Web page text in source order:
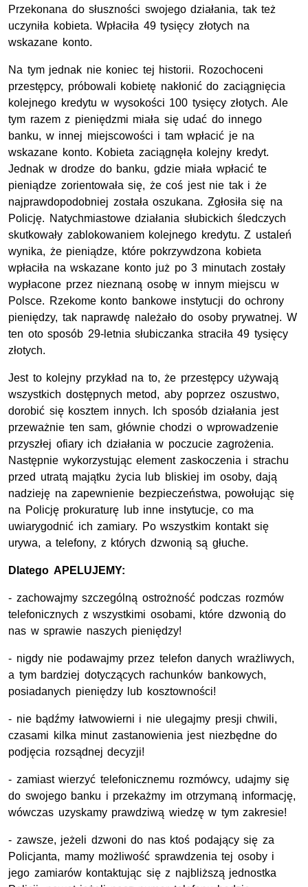
Przekonana do słuszności swojego działania, tak też
uczyniła kobieta. Wpłaciła 49 tysięcy złotych na
wskazane konto.
Na tym jednak nie koniec tej historii. Rozochoceni
przestępcy, próbowali kobietę nakłonić do zaciągnięcia
kolejnego kredytu w wysokości 100 tysięcy złotych. Ale
tym razem z pieniędzmi miała się udać do innego
banku, w innej miejscowości i tam wpłacić je na
wskazane konto. Kobieta zaciągnęła kolejny kredyt.
Jednak w drodze do banku, gdzie miała wpłacić te
pieniądze zorientowała się, że coś jest nie tak i że
najprawdopodobniej została oszukana. Zgłosiła się na
Policję. Natychmiastowe działania słubickich śledczych
skutkowały zablokowaniem kolejnego kredytu. Z ustaleń
wynika, że pieniądze, które pokrzywdzona kobieta
wpłaciła na wskazane konto już po 3 minutach zostały
wypłacone przez nieznaną osobę w innym miejscu w
Polsce. Rzekome konto bankowe instytucji do ochrony
pieniędzy, tak naprawdę należało do osoby prywatnej. W
ten oto sposób 29-letnia słubiczanka straciła 49 tysięcy
złotych.
Jest to kolejny przykład na to, że przestępcy używają
wszystkich dostępnych metod, aby poprzez oszustwo,
dorobić się kosztem innych. Ich sposób działania jest
przeważnie ten sam, głównie chodzi o wprowadzenie
przyszłej ofiary ich działania w poczucie zagrożenia.
Następnie wykorzystując element zaskoczenia i strachu
przed utratą majątku życia lub bliskiej im osoby, dają
nadzieję na zapewnienie bezpieczeństwa, powołując się
na Policję prokuraturę lub inne instytucje, co ma
uwiarygodnić ich zamiary. Po wszystkim kontakt się
urywa, a telefony, z których dzwonią są głuche.
Dlatego APELUJEMY:
- zachowajmy szczególną ostrożność podczas rozmów
telefonicznych z wszystkimi osobami, które dzwonią do
nas w sprawie naszych pieniędzy!
- nigdy nie podawajmy przez telefon danych wrażliwych,
a tym bardziej dotyczących rachunków bankowych,
posiadanych pieniędzy lub kosztowności!
- nie bądźmy łatwowierni i nie ulegajmy presji chwili,
czasami kilka minut zastanowienia jest niezbędne do
podjęcia rozsądnej decyzji!
- zamiast wierzyć telefonicznemu rozmówcy, udajmy się
do swojego banku i przekażmy im otrzymaną informację,
wówczas uzyskamy prawdziwą wiedzę w tym zakresie!
- zawsze, jeżeli dzwoni do nas ktoś podający się za
Policjanta, mamy możliwość sprawdzenia tej osoby i
jego zamiarów kontaktując się z najbliższą jednostka